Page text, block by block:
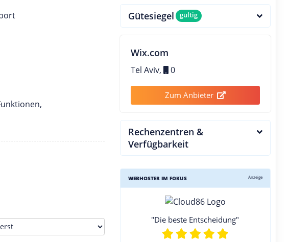
Gütesiegel gültig
Wix.com
Tel Aviv, 0
Zum Anbieter
Rechenzentren &
Verfügbarkeit
WEBHOSTER IM FOKUS Anzeige
"Die beste Entscheidung"